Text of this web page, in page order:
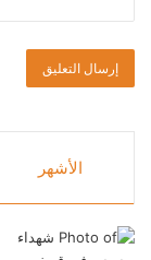
الأشهر